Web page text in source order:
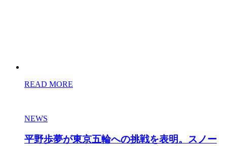
READ MORE
NEWS
平野歩夢が東京五輪への挑戦を表明。スノー